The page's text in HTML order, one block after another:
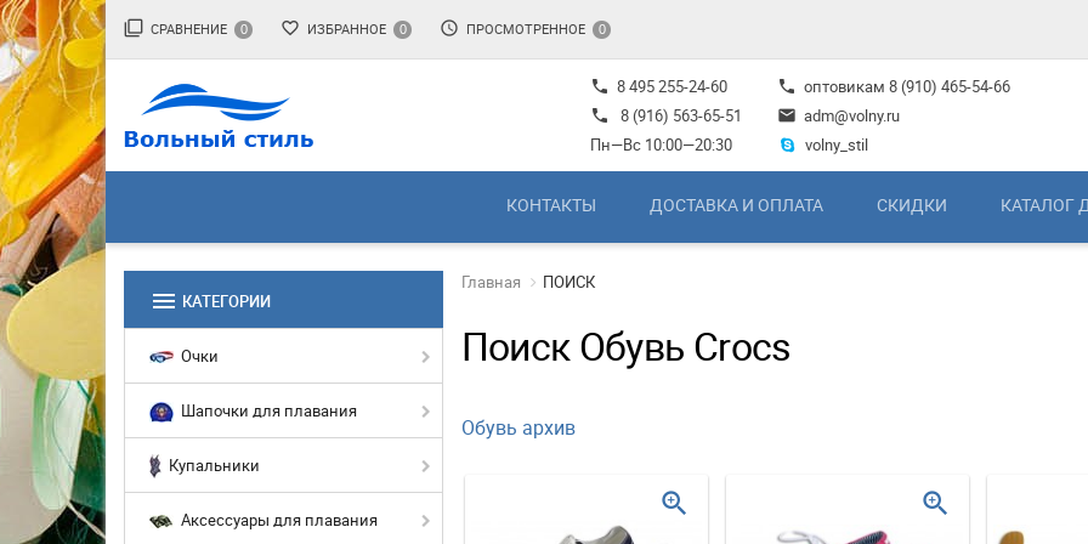
filter_none СРАВНЕНИЕ 0 favorite_border ИЗБРАННОЕ 0 access_time ПРОСМОТРЕННОЕ 0
phone 8 495 255-24-60
phone
8 (916) 563-65-51
Пн—Вс 10:00—20:30
phone оптовикам 8 (910) 465-54-66
mail adm@volny.ru
volny_stil
КОНТАКТЫ ДОСТАВКА И ОПЛАТА СКИДКИ КАТАЛОГ
menu КАТЕГОРИИ
Очки
Шапочки для плавания
Купальники
Аксессуары для плавания
Главная ПОИСК
Поиск Обувь Crocs
Обувь архив
zoom_in zoom_in